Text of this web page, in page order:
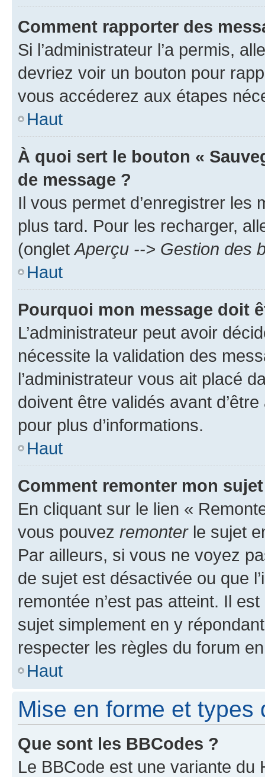
Comment rapporter des
Si l’administrateur l’a permis,
devriez voir un bouton pour
vous accéderez aux étapes
Haut
À quoi sert le bouton «
de message ?
Il vous permet d’enregistrer
plus tard. Pour les recharger,
(onglet Aperçu --> Gestion des
Haut
Pourquoi mon message doit
L’administrateur peut avoir
nécessite la validation des
l’administrateur vous ait placé
doivent être validés avant
pour plus d’informations.
Haut
Comment remonter mon
En cliquant sur le lien «
vous pouvez remonterle sujet
Par ailleurs, si vous ne voyez
de sujet est désactivée ou que
remontée n’est pas atteint. Il
sujet simplement en y
respecter les règles du forum
Haut
Mise en forme et types
Que sont les BBCodes ?
Le BBCode est une variante du